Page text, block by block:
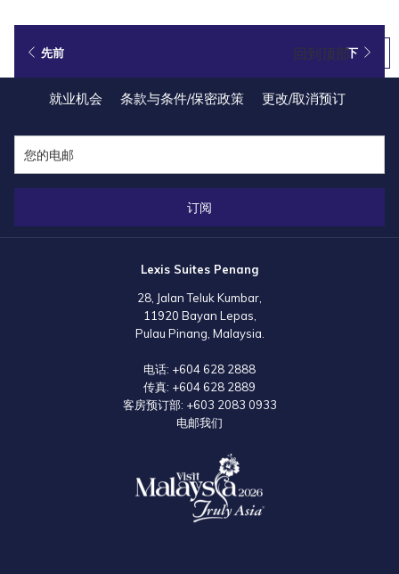
先前 下
回到顶部
就业机会 条款与条件/保密政策 更改/取消预订
订阅
Lexis Suites Penang
28, Jalan Teluk Kumbar,
11920 Bayan Lepas,
Pulau Pinang, Malaysia.
电话: +604 628 2888
传真: +604 628 2889
客房预订部: +603 2083 0933
电邮我们